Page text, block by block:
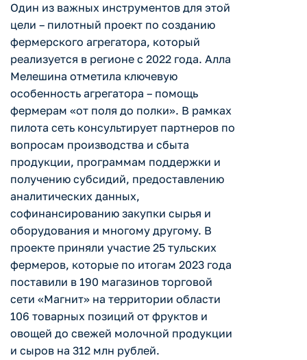
Один из важных инструментов для этой
цели – пилотный проект по созданию
фермерского агрегатора, который
реализуется в регионе с 2022 года. Алла
Мелешина отметила ключевую
особенность агрегатора – помощь
фермерам «от поля до полки». В рамках
пилота сеть консультирует партнеров по
вопросам производства и сбыта
продукции, программам поддержки и
получению субсидий, предоставлению
аналитических данных,
софинансированию закупки сырья и
оборудования и многому другому. В
проекте приняли участие 25 тульских
фермеров, которые по итогам 2023 года
поставили в 190 магазинов торговой
сети «Магнит» на территории области
106 товарных позиций от фруктов и
овощей до свежей молочной продукции
и сыров на 312 млн рублей.